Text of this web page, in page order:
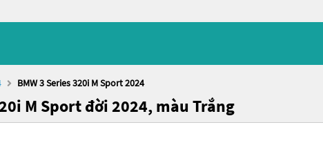
BMW 3 Series 320i M Sport 2024
M Sport đời 2024, màu Trắng